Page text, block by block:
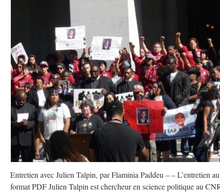
Entretien avec Julien Talpin, par Flaminia Paddeu – – L’entretien au
format PDF Julien Talpin est chercheur en science politique au